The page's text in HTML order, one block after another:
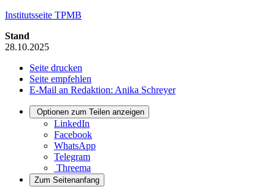
Institutsseite TPMB
Stand
28.10.2025
Seite drucken
Seite empfehlen
E-Mail an Redaktion: Anika Schreyer
Optionen zum Teilen anzeigen
LinkedIn
Facebook
WhatsApp
Telegram
Threema
Zum Seitenanfang